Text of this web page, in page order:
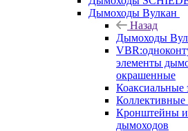
Дымоходы Вулкан
Назад
Дымоходы
элементы
окрашенные
Коаксиальные
Кронштейны и
дымоходов